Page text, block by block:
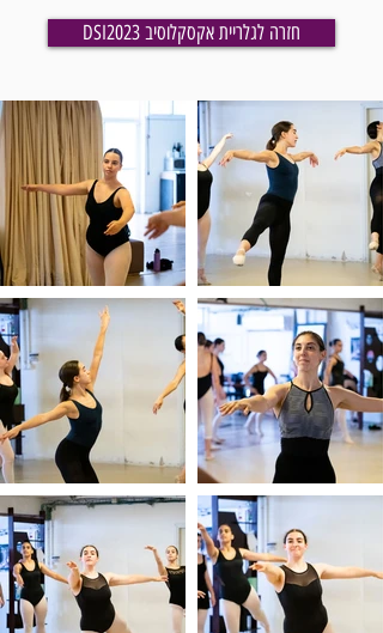
DSI2023 חזרה לגלריית אקסקלוסיב